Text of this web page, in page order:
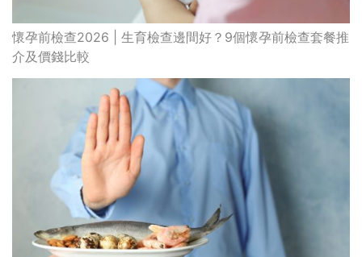
懷孕前檢查2026 | 生育檢查邊間好？9個懷孕前檢查套餐推
介及價錢比較